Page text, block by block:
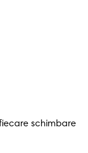
schimbare